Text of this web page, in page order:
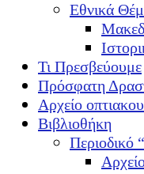
Εθνικά
Τι Πρεσβεύουμε
Πρόσφατη
Αρχείο
Βιβλιοθήκη
Περιοδικό